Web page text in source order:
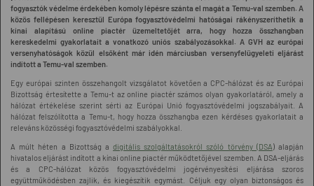
fogyasztók védelme érdekében komoly lépésre szánta el magát a Temu-val szemben. A
közös fellépésen keresztül Európa fogyasztóvédelmi hatóságai rákényszeríthetik a
kínai alapítású online piactér üzemeltetőjét arra, hogy hozza összhangban
kereskedelmi gyakorlatait a vonatkozó uniós szabályozásokkal. A GVH az európai
versenyhatóságok közül elsőként már idén márciusban versenyfelügyeleti eljárást
indított a Temu-val szemben.
Egy európai szinten összehangolt vizsgálatot követően a CPC-hálózat és az Európai
Bizottság értesítette a Temu-t az online piactér számos olyan gyakorlatáról, amely a
hálózat értékelése szerint sérti az Európai Unió fogyasztóvédelmi jogszabályait. A
hálózat felszólította a Temu-t, hogy hozza összhangba ezen kérdéses gyakorlatait a
releváns közösségi fogyasztóvédelmi szabályokkal.
A múlt héten a Bizottság adigitális szolgáltatásokról szóló törvény (DSA) alapján
hivatalos eljárást indított a kínai online piactér működtetőjével szemben. A DSA-eljárás
és a CPC-hálózat közös fogyasztóvédelmi jogérvényesítési eljárása szoros
együttműködésben zajlik, és kiegészítik egymást. Céljuk egy olyan biztonságos és